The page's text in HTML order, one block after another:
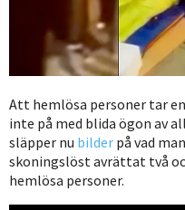
Att hemlösa personer tar
inte på med blida ögon av
släpper nu bilder på vad
skoningslöst avrättat två
hemlösa personer.